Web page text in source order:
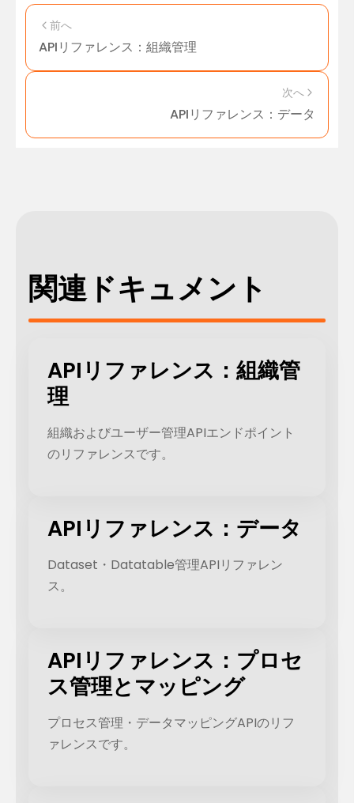
前へ
APIリファレンス：組織管理
次へ
APIリファレンス：データ
関連ドキュメント
APIリファレンス：組織管
理
組織およびユーザー管理APIエンドポイント
のリファレンスです。
APIリファレンス：データ
Dataset・Datatable管理APIリファレン
ス。
APIリファレンス：プロセ
ス管理とマッピング
プロセス管理・データマッピングAPIのリフ
ァレンスです。